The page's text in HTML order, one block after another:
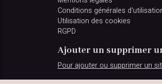
Conditions générales
Utilisation des cookies
RGPD
Ajouter un supprimer
Pour ajouter ou supprimer un